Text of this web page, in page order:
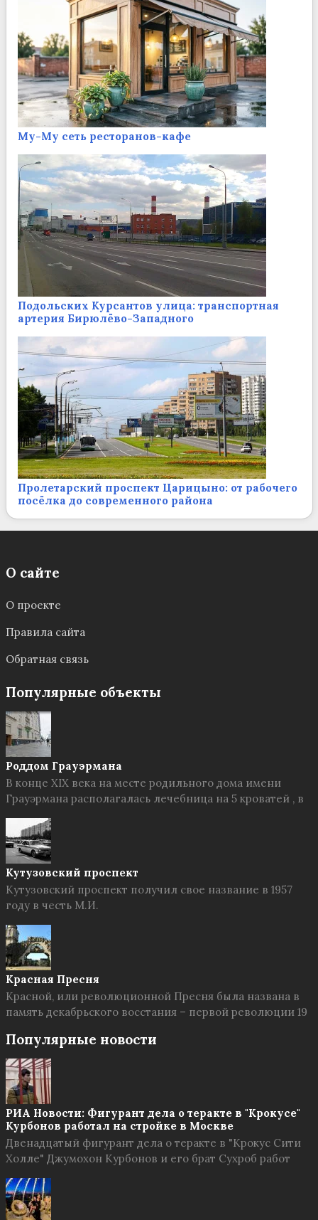
Му-Му сеть ресторанов-кафе
Подольских Курсантов улица: транспортная
артерия Бирюлёво-Западного
Пролетарский проспект Царицыно: от рабочего
посёлка до современного района
О сайте
О проекте
Правила сайта
Обратная связь
Популярные объекты
Роддом Грауэрмана
В конце XIX века на месте родильного дома имени
Грауэрмана располагалась лечебница на 5 кроватей , в
Кутузовский проспект
Кутузовский проспект получил свое название в 1957
году в честь М.И.
Красная Пресня
Красной, или революционной Пресня была названа в
память декабрьского восстания – первой революции 19
Популярные новости
РИА Новости: Фигурант дела о теракте в "Крокусе"
Курбонов работал на стройке в Москве
Двенадцатый фигурант дела о теракте в "Крокус Сити
Холле" Джумохон Курбонов и его брат Сухроб работ